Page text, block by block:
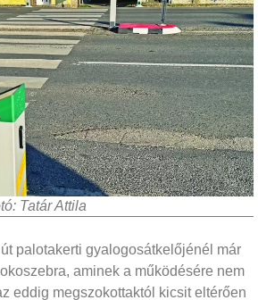
Tatár Attila
palotakerti gyalogosátkelőjénél már
aminek a működésére nem
eddig megszokottaktól kicsit eltérően